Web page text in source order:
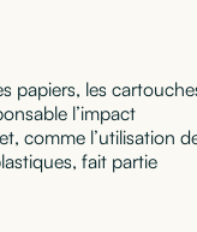
papiers, les
l’impact
comme l’utilisation
fait partie